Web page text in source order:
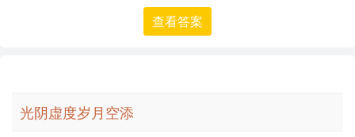
查看答案
光阴虚度岁月空添